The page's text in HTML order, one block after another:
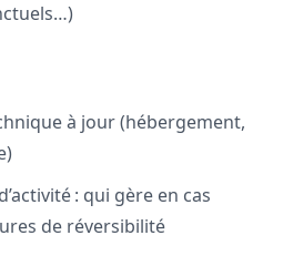
à jour (hébergement,
: qui gère en cas
de réversibilité